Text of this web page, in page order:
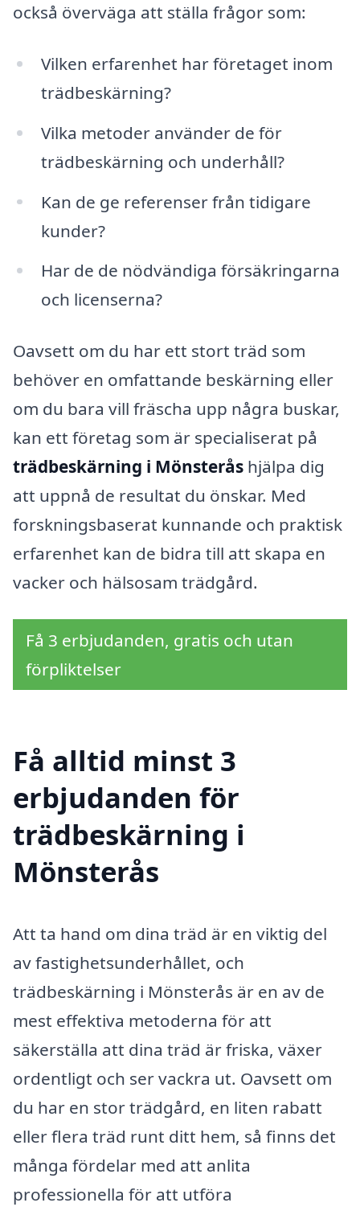
också överväga att ställa frågor som:
Vilken erfarenhet har företaget inom
trädbeskärning?
Vilka metoder använder de för
trädbeskärning och underhåll?
Kan de ge referenser från tidigare
kunder?
Har de de nödvändiga försäkringarna
och licenserna?
Oavsett om du har ett stort träd som
behöver en omfattande beskärning eller
om du bara vill fräscha upp några buskar,
kan ett företag som är specialiserat på
trädbeskärning i Mönsterås hjälpa dig
att uppnå de resultat du önskar. Med
forskningsbaserat kunnande och praktisk
erfarenhet kan de bidra till att skapa en
vacker och hälsosam trädgård.
Få 3 erbjudanden, gratis och utan
förpliktelser
Få alltid minst 3
erbjudanden för
trädbeskärning i
Mönsterås
Att ta hand om dina träd är en viktig del
av fastighetsunderhållet, och
trädbeskärning i Mönsterås är en av de
mest effektiva metoderna för att
säkerställa att dina träd är friska, växer
ordentligt och ser vackra ut. Oavsett om
du har en stor trädgård, en liten rabatt
eller flera träd runt ditt hem, så finns det
många fördelar med att anlita
professionella för att utföra